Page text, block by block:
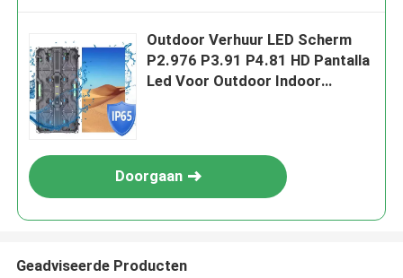
Outdoor Verhuur LED Scherm
P2.976 P3.91 P4.81 HD Pantalla
Led Voor Outdoor Indoor
Doorgaan
Geadviseerde Producten